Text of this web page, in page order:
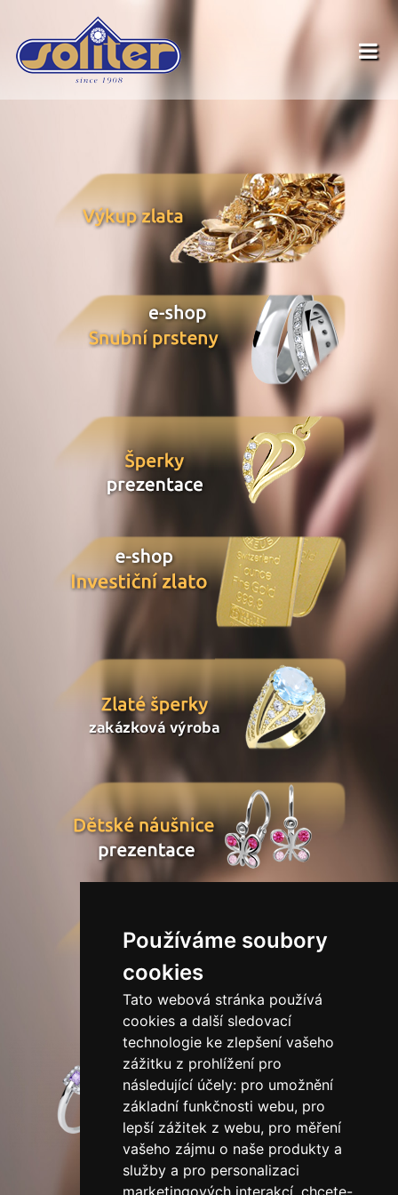
Používáme soubory
cookies
Tato webová stránka používá
cookies a další sledovací
technologie ke zlepšení vašeho
zážitku z prohlížení pro
následující účely: pro umožnění
základní funkčnosti webu, pro
lepší zážitek z webu, pro měření
vašeho zájmu o naše produkty a
služby a pro personalizaci
marketingových interakcí, chcete-